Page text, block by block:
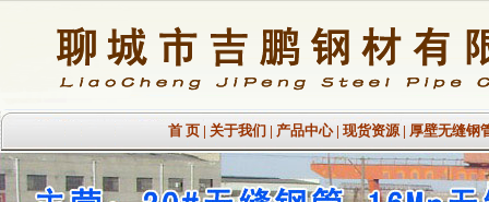
首 页| 关于我们 | 产品中心| 现货资源| 厚壁无缝钢